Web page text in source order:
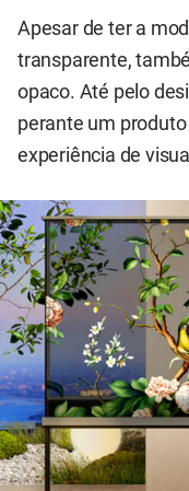
Apesar de ter a
transparente,
opaco. Até pelo
perante um
experiência de